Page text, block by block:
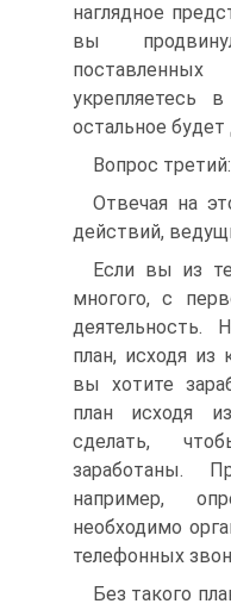
наглядное
вы
укрепляетесь
остальное будет
Вопрос
Отвечая на
действий,
Если вы из
многого, с
деятельность.
план, исходя из
вы хотите
план исходя
сделать,
заработаны.
например,
необходимо
телефонных
Без такого